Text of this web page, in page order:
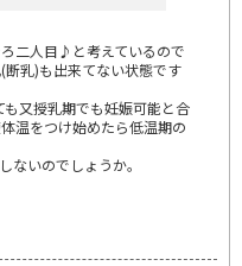
二人目♪と考えているので
乳)も出来てない状態です
又授乳期でも妊娠可能と合
温をつけ始めたら低温期の
ないのでしょうか。